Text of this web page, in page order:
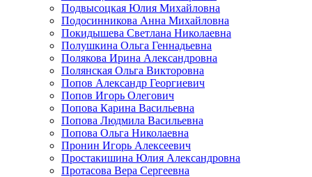
Подвысоцкая Юлия Михайловна
Подосинникова Анна Михайловна
Покидышева Светлана Николаевна
Полушкина Ольга Геннадьевна
Полякова Ирина Александровна
Полянская Ольга Викторовна
Попов Александр Георгиевич
Попов Игорь Олегович
Попова Карина Васильевна
Попова Людмила Васильевна
Попова Ольга Николаевна
Пронин Игорь Алексеевич
Простакишина Юлия Александровна
Протасова Вера Сергеевна